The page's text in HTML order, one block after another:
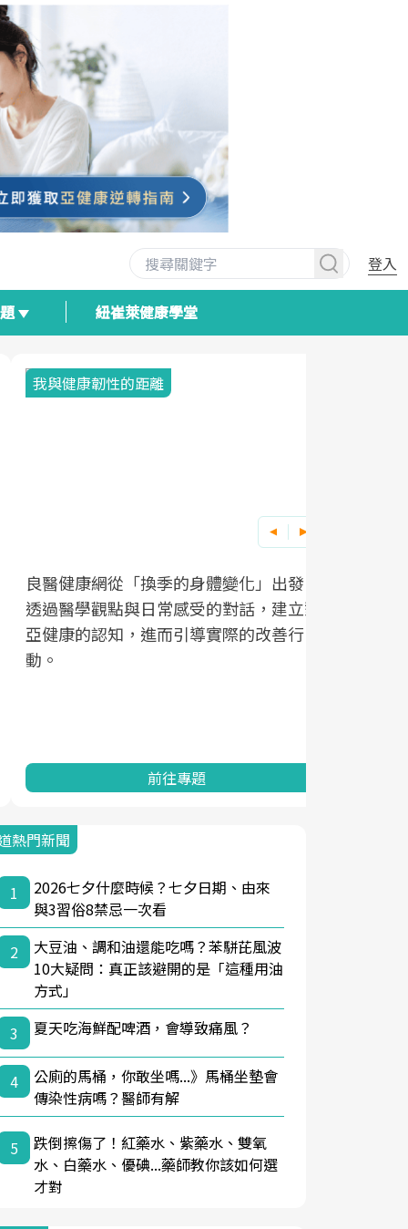
登入
紐崔萊健康學堂
與健康韌性的距離
醫健康網從「換季的身體變化」出發，
過醫學觀點與日常感受的對話，建立對
健康的認知，進而引導實際的改善行
前往專題
熱門新聞
1
2026七夕什麼時候？七夕日期、由來
與3習俗8禁忌一次看
2
大豆油、調和油還能吃嗎？苯駢芘風波
10大疑問：真正該避開的是「這種用油
方式」
3
夏天吃海鮮配啤酒，會導致痛風？
4
公廁的馬桶，你敢坐嗎...》馬桶坐墊會
傳染性病嗎？醫師有解
5
跌倒擦傷了！紅藥水、紫藥水、雙氧
水、白藥水、優碘...藥師教你該如何選
才對